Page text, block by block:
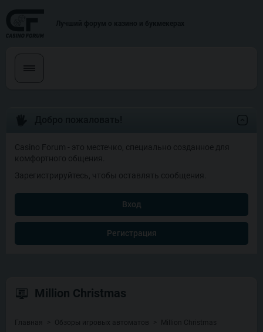
Million Christmas
Главная Обзоры игровых автоматов Million Christmas
Casino Forum - это местечко, специально созданное для
комфортного общения.
Зарегистрируйтесь, чтобы оставлять сообщения.
Вход
Регистрация